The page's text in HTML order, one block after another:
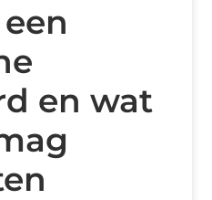
en wat